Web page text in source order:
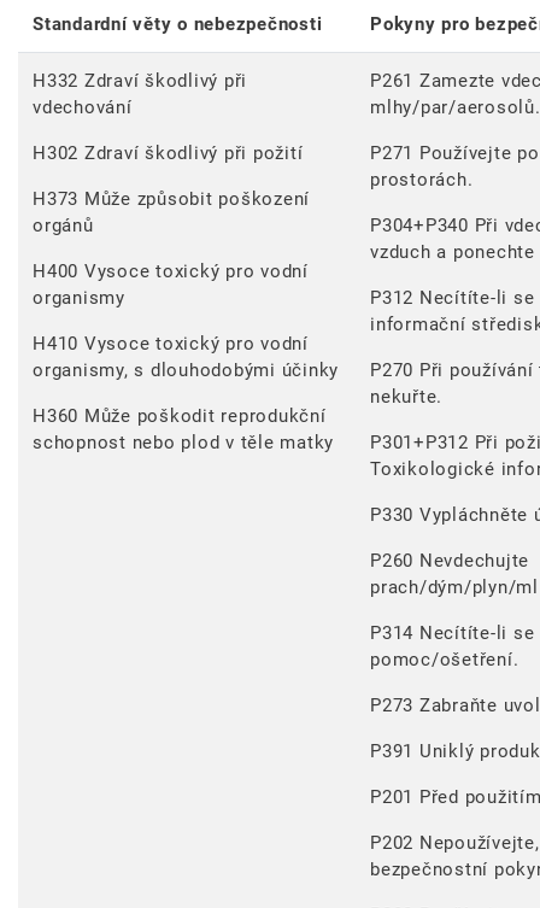
Standardní věty o nebezpečnosti Pokyny pro
H332 Zdraví škodlivý při
vdechování
H302 Zdraví škodlivý při požití
H373 Může způsobit poškození
orgánů
H400 Vysoce toxický pro vodní
organismy
H410 Vysoce toxický pro vodní
organismy, s dlouhodobými účinky
H360 Může poškodit reprodukční
schopnost nebo plod v těle matky
P261 Zamezte
mlhy/par/aerosolů.
P271 Používejte
prostorách.
P304+P340 Při
vzduch a
P312 Necítíte-li
informační
P270 Při
nekuřte.
P301+P312 Při
Toxikologické
P330 Vypláchněte
P260 Nevdechujte
prach/dým/plyn/
P314 Necítíte-li
pomoc/ošetření.
P273 Zabraňte
P391 Uniklý
P201 Před
P202
bezpečnostní